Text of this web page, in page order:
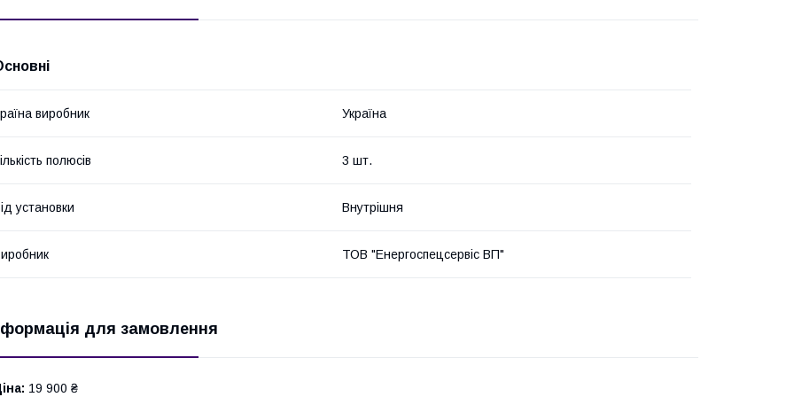
виробник Україна
полюсів 3 шт.
установки Внутрішня
ТОВ "Енергоспецсервіс ВП"
для замовлення
19 900 ₴